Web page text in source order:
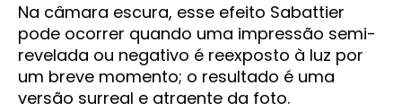
Na câmara escura, esse efeito Sabattier
pode ocorrer quando uma impressão semi-
revelada ou negativo é reexposto à luz por
um breve momento; o resultado é uma
versão surreal e atraente da foto.